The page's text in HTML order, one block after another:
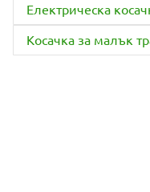
Електрическа
Косачка за малък